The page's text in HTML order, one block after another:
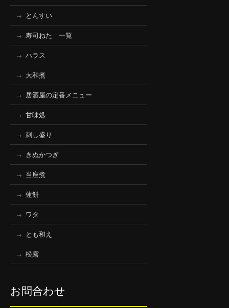
とんすい
寿司ねた 一覧
ハラス
大和煮
居酒屋の定番メニュー
甘味処
刺し盛り
きぬかつぎ
当座煮
蓮餅
ワタ
とも和え
松露
お問合わせ